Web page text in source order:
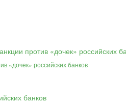
«дочек» российских банков